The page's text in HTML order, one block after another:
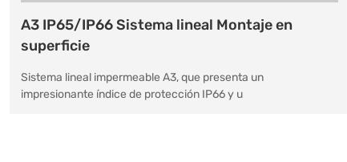
A3 IP65/IP66 Sistema lineal Montaje en
superficie
Sistema lineal impermeable A3, que presenta un
impresionante índice de protección IP66 y u